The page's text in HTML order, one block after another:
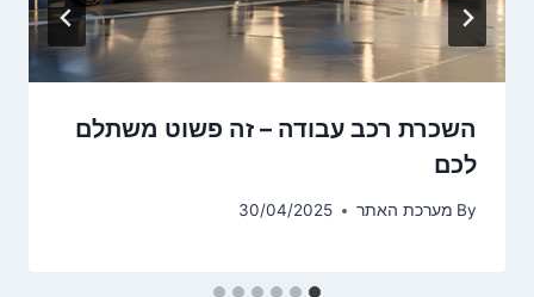
השכרת רכב עבודה – זה פשוט משתלם
לכם
By מערכת האתר 30/04/2025